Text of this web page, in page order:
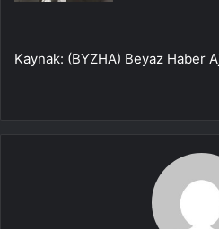
Kaynak: (BYZHA) Beyaz Haber